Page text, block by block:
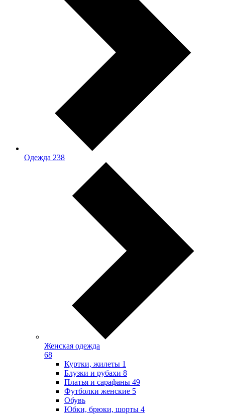
Одежда 238
Женская одежда
68
Куртки, жилеты 1
Блузки и рубахи 8
Платья и сарафаны 49
Футболки женские 5
Обувь
Юбки, брюки, шорты 4